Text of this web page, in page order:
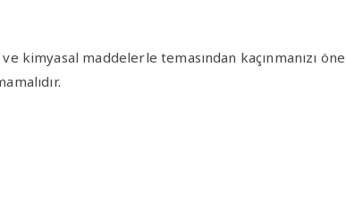
kimyasal maddelerle temasından kaçınmanızı